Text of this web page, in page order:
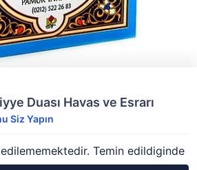
Duası Havas ve Esrarı
Siz Yapın
Temin edildiginde